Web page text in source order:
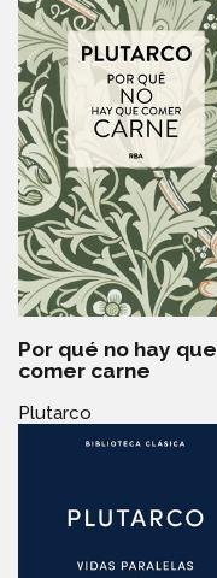
Por qué no hay que
comer carne
Plutarco